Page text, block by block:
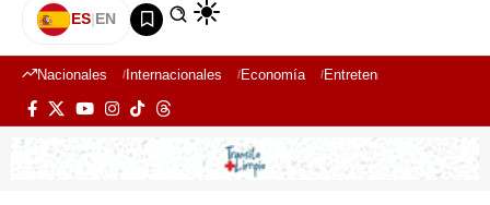
ES|EN
Nacionales Internacionales Economía Entretenimiento